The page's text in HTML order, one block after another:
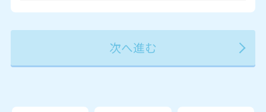
2027年 2028年 2029年 3月